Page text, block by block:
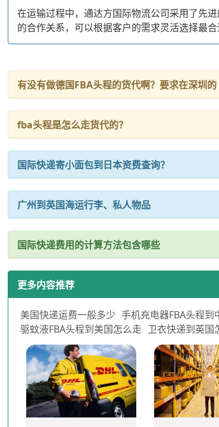
在运输过程中，通达方国际物流公司采用了先
的合作关系，可以根据客户的需求灵活选择最合
有没有做德国FBA头程的货代啊？要求在深圳的
fba头程是怎么走货代的？
国际快递寄小面包到日本资费查询？
广州到英国海运行李、私人物品
国际快递费用的计算方法包含哪些
更多内容推荐
美国快递运费一般多少 手机充电器FBA头程到
驱蚊液FBA头程到美国怎么走 卫衣快递到英国